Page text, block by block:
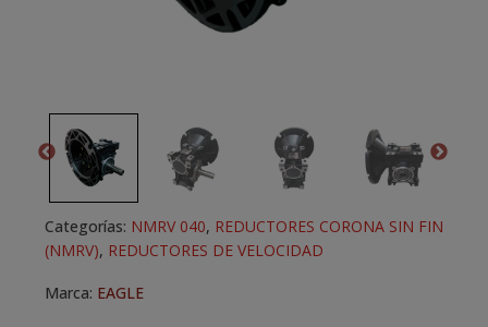
Categorías: NMRV 040, REDUCTORES CORONA SIN FIN
(NMRV), REDUCTORES DE VELOCIDAD
Marca: EAGLE